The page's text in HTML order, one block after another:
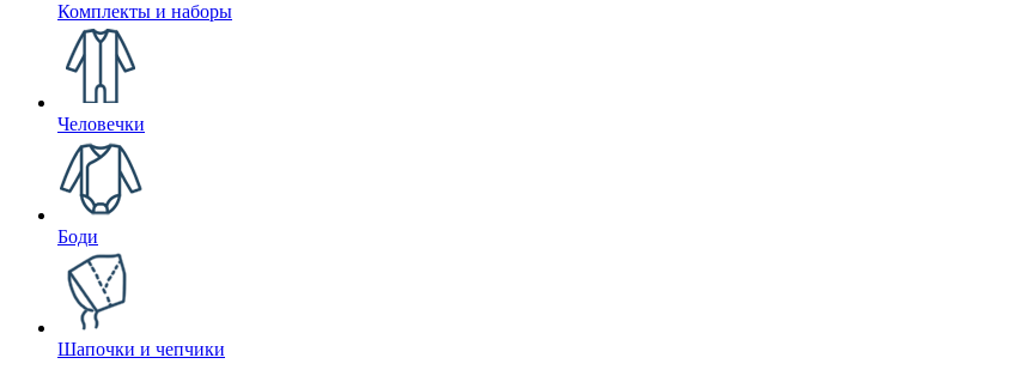
Комплекты и наборы
Человечки
Боди
Шапочки и чепчики